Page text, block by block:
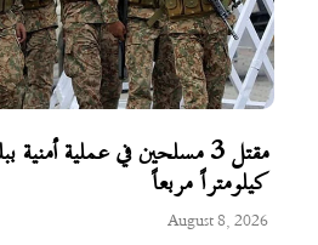
كيلومتراً مربعاً
August 8, 2026